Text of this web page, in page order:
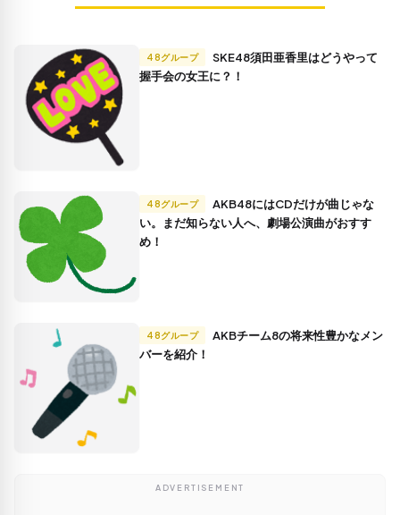
48グループ
握手会の女王に？！
48グループ
い。まだ知らない人へ、劇場公演曲がおすす
め！
48グループ
バーを紹介！
ADVERTISEMENT